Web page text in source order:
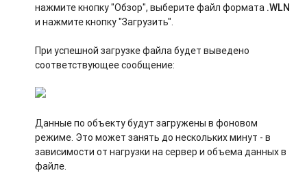
нажмите кнопку "Обзор", выберите файл формата .WLN
и нажмите кнопку "Загрузить".
При успешной загрузке файла будет выведено
соответствующее сообщение:
Данные по объекту будут загружены в фоновом
режиме. Это может занять до нескольких минут - в
зависимости от нагрузки на сервер и объема данных в
файле.